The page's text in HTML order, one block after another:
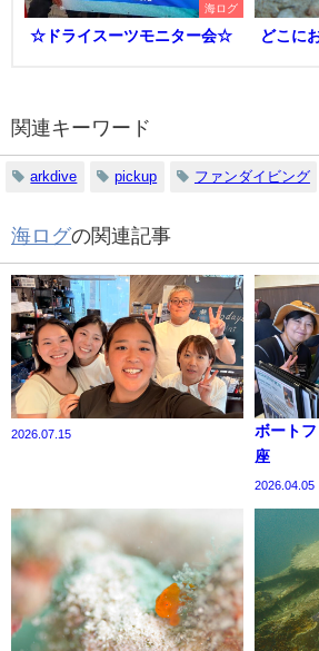
海ログ
☆ドライスーツモニター会☆ どこに
関連キーワード
arkdive pickup ファンダイビング
海ログの関連記事
2026.07.15
ボート
座
2026.04.05